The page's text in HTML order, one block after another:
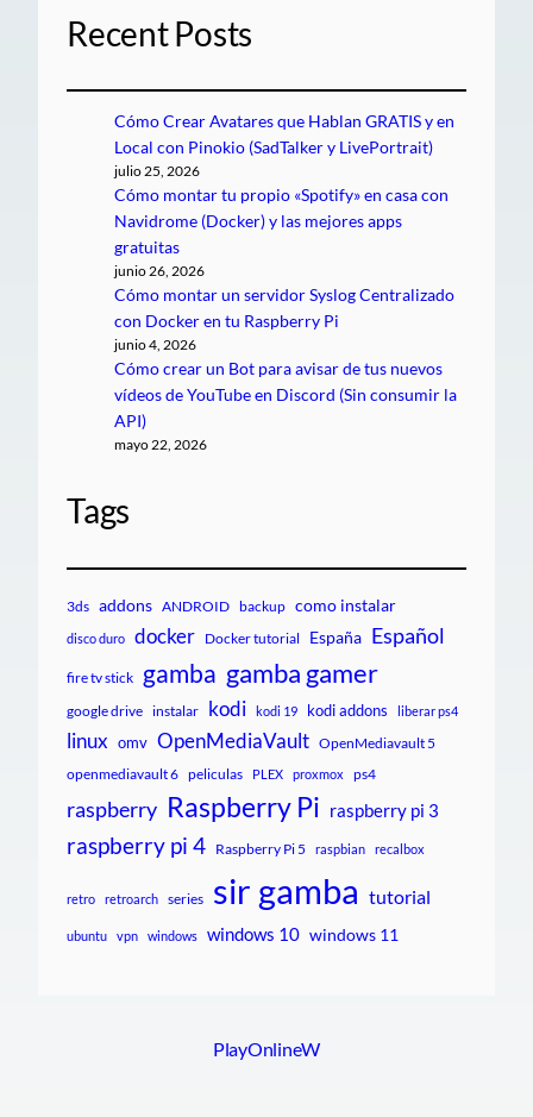
Recent Posts
Cómo Crear Avatares que Hablan GRATIS y en
Local con Pinokio (SadTalker y LivePortrait)
julio 25, 2026
Cómo montar tu propio «Spotify» en casa con
Navidrome (Docker) y las mejores apps
gratuitas
junio 26, 2026
Cómo montar un servidor Syslog Centralizado
con Docker en tu Raspberry Pi
junio 4, 2026
Cómo crear un Bot para avisar de tus nuevos
vídeos de YouTube en Discord (Sin consumir la
API)
mayo 22, 2026
Tags
3ds addons ANDROID backup como instalar
disco duro docker Docker tutorial España Español
fire tv stick gamba gamba gamer
google drive instalar kodi kodi 19 kodi addons liberar ps4
linux omv OpenMediaVault OpenMediavault 5
openmediavault 6 peliculas PLEX proxmox ps4
raspberry Raspberry Pi raspberry pi 3
raspberry pi 4 Raspberry Pi 5 raspbian recalbox
retro retroarch series sir gamba tutorial
ubuntu vpn windows windows 10 windows 11
PlayOnlineW